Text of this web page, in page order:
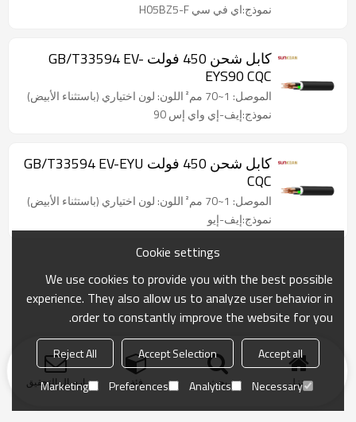
نموذج:اي في سي H05BZ5-F
كابل شحن 450 فولت GB/T33594 EV-
EYS90 CQC
الموصل: 1~70 مم² اللون: لون اختياري (باستثناء الأبيض)
نموذج:إيف-إي واي إس 90
كابل شحن 450 فولت GB/T33594 EV-EYU
CQC
الموصل: 1~70 مم² اللون: لون اختياري (باستثناء الأبيض)
نموذج:إيف-إيو
منزل بحث فئة ارسال التحقيق
Cookie settings
We use cookies to provide you with the best possible
experience. They also allow us to analyze user behavior in
order to constantly improve the website for you.
Accept all
Accept Selection
Reject All
Necessary
Analytics
Preferences
Marketing